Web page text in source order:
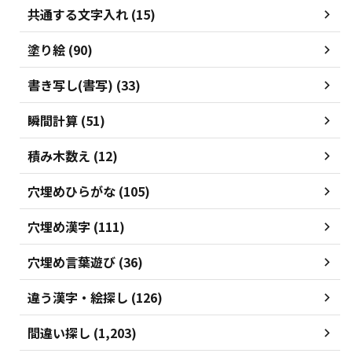
共通する文字入れ (15)
塗り絵 (90)
書き写し(書写) (33)
瞬間計算 (51)
積み木数え (12)
穴埋めひらがな (105)
穴埋め漢字 (111)
穴埋め言葉遊び (36)
違う漢字・絵探し (126)
間違い探し (1,203)